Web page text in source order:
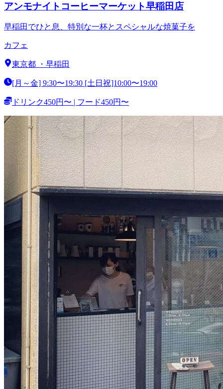
アンモナイトコーヒーマーケット早稲田店
早稲田でひと息、特別な一杯とスペシャルな焼菓子を
カフェ
東京都 ・ 早稲田
[月～金] 9:30〜19:30 [土日祝]10:00〜19:00
ドリンク450円〜 | フード450円〜